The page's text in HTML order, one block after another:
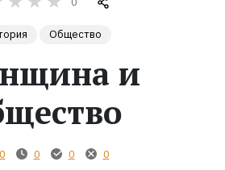
Общество
и
0 0 0 0